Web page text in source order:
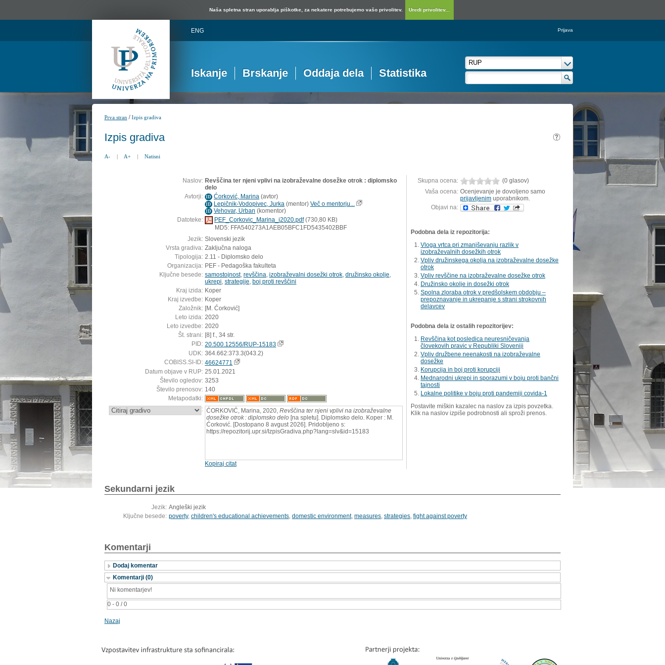
Naša spletna stran uporablja piškotke, za nekatere potrebujemo vašo privolitev. Uredi privolitev...
ENG Prijava
Iskanje Brskanje Oddaja dela Statistika
Prva stran /Izpis gradiva
Izpis gradiva
A- | A+ | Natisni
Naslov: Revščina ter njeni vplivi na izobraževalne dosežke otrok : diplomsko
delo
Avtorji: ID Ćorković, Marina (avtor)
ID Lepičnik-Vodopivec, Jurka (mentor) Več o mentorju...
ID Vehovar, Urban (komentor)
Datoteke:
PEF_Corkovic_Marina_i2020.pdf(730,80 KB)
MD5: FFA540273A1AEB05BFC1FD5435402BBF
Jezik: Slovenski jezik
Vrsta gradiva: Zaključna naloga
Tipologija: 2.11 - Diplomsko delo
Organizacija: PEF - Pedagoška fakulteta
Ključne besede: samostojnost, revščina izobraževalni dosežki otrok družinsko okolje
ukrepi strategije boj proti revščini
Kraj izida: Koper
Kraj izvedbe: Koper
Založnik: [M. Ćorković]
Leto izida: 2020
Leto izvedbe: 2020
Št. strani: [8] f., 34 str.
PID: 20.500.12556/RUP-15183
UDK: 364.662:373.3(043.2)
COBISS.SI-ID: 46624771
Datum objave v RUP: 25.01.2021
Število ogledov: 3253
Število prenosov: 140
Metapodatki:
: ĆORKOVIĆ, Marina, 2020, Revščina ter njeni vplivi na izobraževalne
dosežke otrok : diplomsko delo [na spletu]. Diplomsko delo. Koper : M.
Ćorković. [Dostopano 8 avgust 2026]. Pridobljeno s:
https://repozitorij.upr.si/IzpisGradiva.php?lang=slv&id=15183
Kopiraj citat
Skupna ocena:
(0 glasov)
Vaša ocena: Ocenjevanje je dovoljeno samo
prijavljenim uporabnikom.
Objavi na:
Podobna dela iz repozitorija:
Vloga vrtca pri zmanjševanju razlik v
izobraževalnih dosežkih otrok
Vpliv družinskega okolja na izobraževalne dosežke
otrok
Vpliv revščine na izobraževalne dosežke otrok
Družinsko okolje in dosežki otrok
Spolna zloraba otrok v predšolskem obdobju –
prepoznavanje in ukrepanje s strani strokovnih
delavcev
Podobna dela iz ostalih repozitorijev:
Revščina kot posledica neuresničevanja
človekovih pravic v Republiki Sloveniji
Vpliv družbene neenakosti na izobraževalne
dosežke
Korupcija in boj proti korupciji
Mednarodni ukrepi in sporazumi v boju proti bančni
tajnosti
Lokalne politike v boju proti pandemiji covida-1
Postavite miškin kazalec na naslov za izpis povzetka.
Klik na naslov izpiše podrobnosti ali sproži prenos.
Sekundarni jezik
Jezik: Angleški jezik
Ključne besede: poverty, children's educational achievements, domestic environment, measures, strategies, fight against poverty
Komentarji
Dodaj komentar
Komentarji (0)
0 - 0 / 0
Ni komentarjev!
Nazaj